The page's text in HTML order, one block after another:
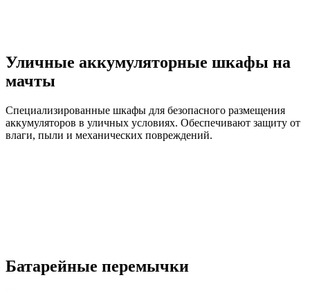
Уличные аккумуляторные шкафы на
мачты
Специализированные шкафы для безопасного размещения
аккумуляторов в уличных условиях. Обеспечивают защиту от
влаги, пыли и механических повреждений.
Батарейные перемычки